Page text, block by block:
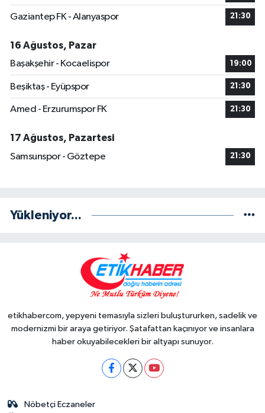
Gaziantep FK - Alanyaspor 21:30
16 Ağustos, Pazar
Başakşehir - Kocaelispor
19:00
Beşiktaş - Eyüpspor 21:30
Amed - Erzurumspor FK 21:30
17 Ağustos, Pazartesi
Samsunspor - Göztepe
21:30
Yükleniyor...
etikhabercom, yepyeni temasıyla sizleri buluştururken, sadelik ve
modernizmi bir araya getiriyor. Şatafattan kaçınıyor ve insanlara
haber okuyabilecekleri bir altyapı sunuyor.
Nöbetçi Eczaneler